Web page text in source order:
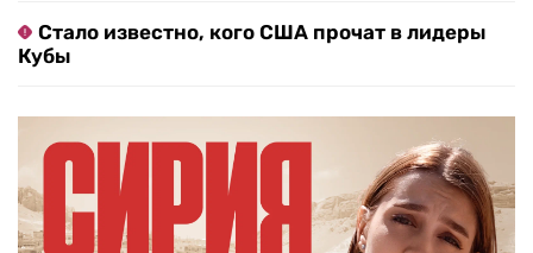
Стало известно, кого США прочат в лидеры
Кубы